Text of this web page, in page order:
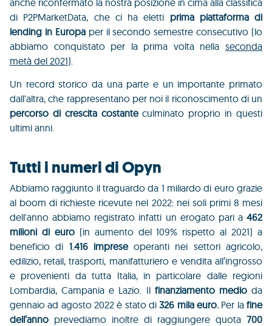
anche riconfermato la nostra posizione in cima alla classifica
di P2PMarketData, che ci ha eletti prima piattaforma di
lending in Europa per il secondo semestre consecutivo (lo
abbiamo conquistato per la prima volta nella seconda
metà del 2021).
Un record storico da una parte e un importante primato
dall'altra, che rappresentano per noi il riconoscimento di un
percorso di crescita costanteculminato proprio in questi
ultimi anni.
Tutti i numeri di Opyn
Abbiamo raggiunto il traguardo da 1 miliardo di euro grazie
al boom di richieste ricevute nel 2022: nei soli primi 8 mesi
dell'anno abbiamo registrato infatti un erogato pari a 462
milioni di euro (in aumento del 109% rispetto al 2021) a
beneficio di 1.416 impreseoperanti nei settori agricolo,
edilizio, retail, trasporti, manifatturiero e vendita all’ingrosso
e provenienti da tutta Italia, in particolare dalle regioni
Lombardia, Campania e Lazio. Il finanziamento medioda
gennaio ad agosto 2022 è stato di326 mila euro.Per lafine
dell’anno prevediamo inoltre di raggiungere quota 700